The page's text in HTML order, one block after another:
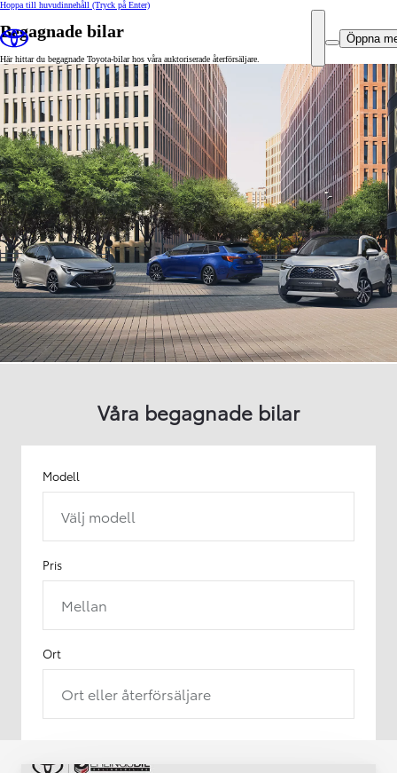
Hoppa till huvudinnehåll (Tryck på Enter)
Öppna
Begagnade bilar
Här hittar du begagnade Toyota-bilar hos våra auktoriserade återförsäljare.
Våra begagnade bilar
Modell
Välj modell
Pris
Mellan
Ort
Ort eller återförsäljare